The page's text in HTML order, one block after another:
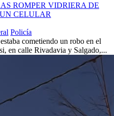
ROMPER VIDRIERA DE
CELULAR
Policía
cometiendo un robo en el
en calle Rivadavia y Salgado,...